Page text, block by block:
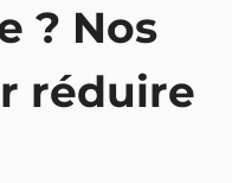
? Nos
réduire